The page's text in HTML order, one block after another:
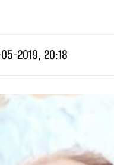
2019, 20:18